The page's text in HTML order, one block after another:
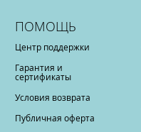
ПОМОЩЬ
Центр поддержки
Гарантия и
сертификаты
Условия возврата
Публичная оферта